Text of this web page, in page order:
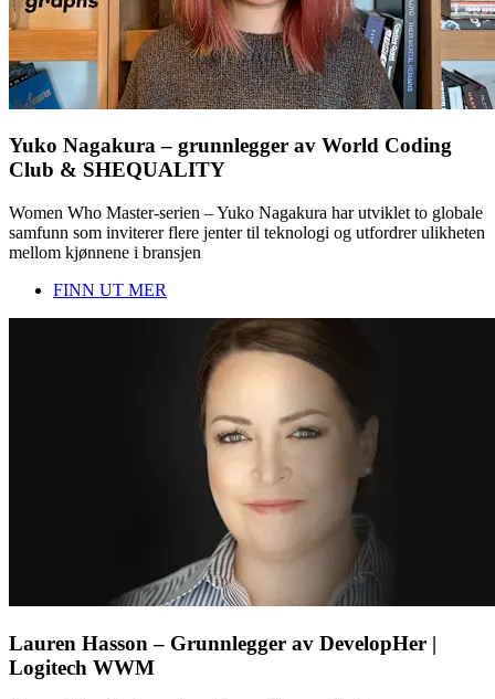
Yuko Nagakura – grunnlegger av World Coding
Club & SHEQUALITY
Women Who Master-serien – Yuko Nagakura har utviklet to globale
samfunn som inviterer flere jenter til teknologi og utfordrer ulikheten
mellom kjønnene i bransjen
FINN UT MER
Lauren Hasson – Grunnlegger av DevelopHer |
Logitech WWM